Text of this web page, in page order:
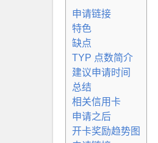
申请链接
特色
缺点
TYP 点数简介
建议申请时间
总结
相关信用卡
申请之后
开卡奖励趋势图